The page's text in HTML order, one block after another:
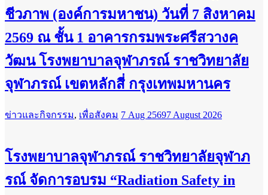
ชีวภาพ (องค์การมหาชน) วันที่ 7 สิงหาคม
2569 ณ ชั้น 1 อาคารกรมพระศรีสวางค
วัฒน โรงพยาบาลจุฬาภรณ์ ราชวิทยาลัย
จุฬาภรณ์ เขตหลักสี่ กรุงเทพมหานคร
ข่าวและกิจกรรม, เพื่อสังคม 7 Aug 25697 August 2026
โรงพยาบาลจุฬาภรณ์ ราชวิทยาลัยจุฬาภ
รณ์ จัดการอบรม “Radiation Safety in